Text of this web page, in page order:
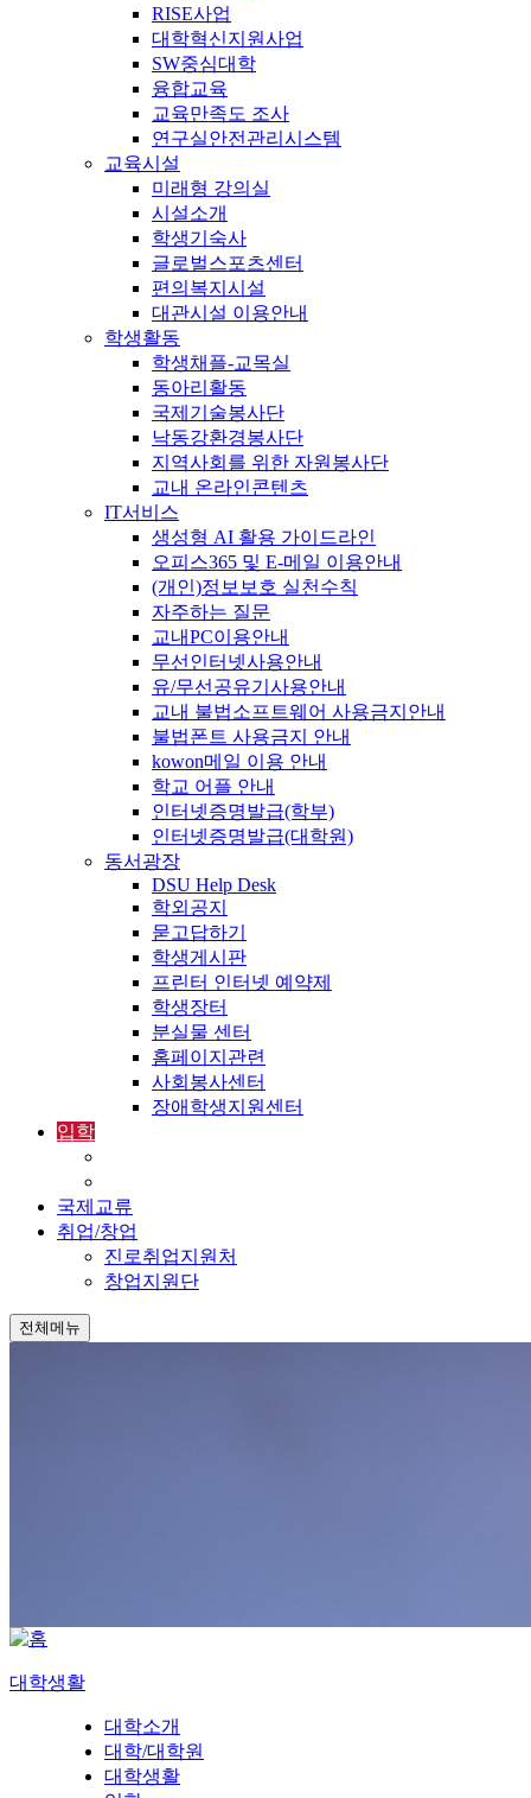
RISE사업
대학혁신지원사업
SW중심대학
융합교육
교육만족도 조사
연구실안전관리시스템
교육시설
미래형 강의실
시설소개
학생기숙사
글로벌스포츠센터
편의복지시설
대관시설 이용안내
학생활동
학생채플-교목실
동아리활동
국제기술봉사단
낙동강환경봉사단
지역사회를 위한 자원봉사단
교내 온라인콘텐츠
IT서비스
생성형 AI 활용 가이드라인
오피스365 및 E-메일 이용안내
(개인)정보보호 실천수칙
자주하는 질문
교내PC이용안내
무선인터넷사용안내
유/무선공유기사용안내
교내 불법소프트웨어 사용금지안내
불법폰트 사용금지 안내
kowon메일 이용 안내
학교 어플 안내
인터넷증명발급(학부)
인터넷증명발급(대학원)
동서광장
DSU Help Desk
학외공지
묻고답하기
학생게시판
프린터 인터넷 예약제
학생장터
분실물 센터
홈페이지관련
사회봉사센터
장애학생지원센터
입학
국제교류
취업/창업
진로취업지원처
창업지원단
전체메뉴
대학생활
대학소개
대학/대학원
대학생활